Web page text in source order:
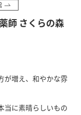
師 さくらの森
が増え、和やかな雰
当に素晴らしいもの